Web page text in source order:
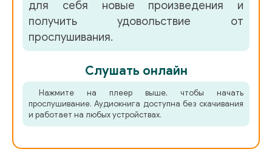
для себя новые произведения и
получить удовольствие от
прослушивания.
Слушать онлайн
Нажмите на плеер выше, чтобы начать
прослушивание. Аудиокнига доступна без скачивания
и работает на любых устройствах.